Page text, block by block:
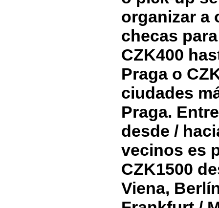
organizar a
checas
CZK400
Praga o
ciudades
Praga.
desde /
vecinos es
CZK1500
Viena,